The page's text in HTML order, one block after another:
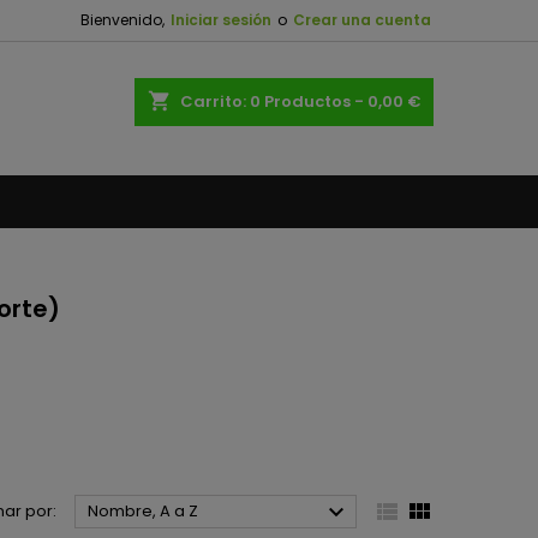
Bienvenido, Iniciar sesión o Crear una cuenta
shopping_cart Carrito: 0 Productos - 0,00 €
por: Nombre, A a Z   